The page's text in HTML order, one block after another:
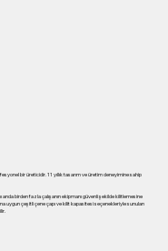
bir üreticidir. 11 yıllık tasarım ve üretim deneyimine sahip
birden fazla çalışanın ekipmanı güvenli şekilde kilitlemesine
uygun çeşitli çene çapı ve kilit kapasitesi seçenekleriyle sunulan